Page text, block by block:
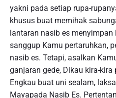
yakni pada setiap rupa-
khusus buat memihak
lantaran nasib es
sanggup Kamu pertaruhkan,
nasib es. Tetapi, asalkan
ganjaran gede, Dikau kira-
Engkau buat uni sealam,
Mayapada Nasib Es.